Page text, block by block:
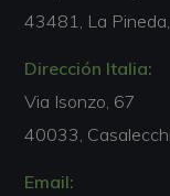
43481, La
Dirección Italia:
Via Isonzo, 67
40033,
Email: